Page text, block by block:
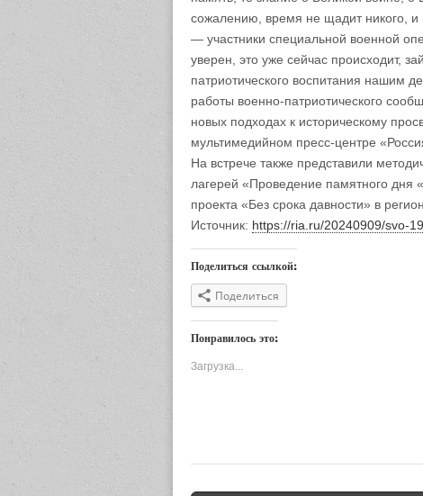
сожалению, время не щадит никого, и
— участники специальной военной
уверен, это уже сейчас происходит,
патриотического воспитания нашим
работы военно-патриотического
новых подходах к историческому
мультимедийном пресс-центре
На встрече также представили
лагерей «Проведение памятного дня
проекта «Без срока давности» в
Источник: https://ria.ru/20240909/svo-
Поделиться ссылкой:
Поделиться
Понравилось это:
Загрузка...